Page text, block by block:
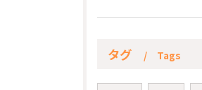
タグ Tags